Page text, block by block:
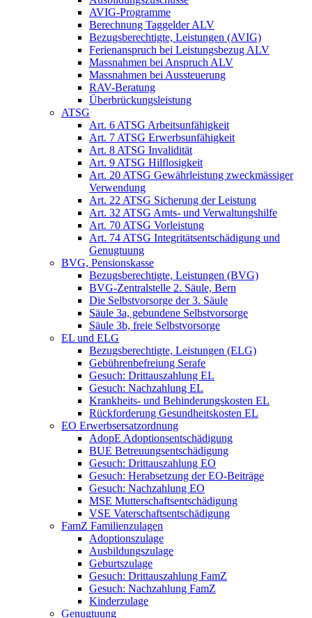
AVIG-Programme
Berechnung Taggelder ALV
Bezugsberechtigte, Leistungen (AVIG)
Ferienanspruch bei Leistungsbezug ALV
Massnahmen bei Anspruch ALV
Massnahmen bei Aussteuerung
RAV-Beratung
Überbrückungsleistung
ATSG
Art. 6 ATSG Arbeitsunfähigkeit
Art. 7 ATSG Erwerbsunfähigkeit
Art. 8 ATSG Invalidität
Art. 9 ATSG Hilflosigkeit
Art. 20 ATSG Gewährleistung zweckmässiger
Verwendung
Art. 22 ATSG Sicherung der Leistung
Art. 32 ATSG Amts- und Verwaltungshilfe
Art. 70 ATSG Vorleistung
Art. 74 ATSG Integritätsentschädigung und
Genugtuung
BVG, Pensionskasse
Bezugsberechtigte, Leistungen (BVG)
BVG-Zentralstelle 2. Säule, Bern
Die Selbstvorsorge der 3. Säule
Säule 3a, gebundene Selbstvorsorge
Säule 3b, freie Selbstvorsorge
EL und ELG
Bezugsberechtigte, Leistungen (ELG)
Gebührenbefreiung Serafe
Gesuch: Drittauszahlung EL
Gesuch: Nachzahlung EL
Krankheits- und Behinderungskosten EL
Rückforderung Gesundheitskosten EL
EO Erwerbsersatzordnung
AdopE Adoptionsentschädigung
BUE Betreuungsentschädigung
Gesuch: Drittauszahlung EO
Gesuch: Herabsetzung der EO-Beiträge
Gesuch: Nachzahlung EO
MSE Mutterschaftsentschädigung
VSE Vaterschaftsentschädigung
FamZ Familienzulagen
Adoptionszulage
Ausbildungszulage
Geburtszulage
Gesuch: Drittauszahlung FamZ
Gesuch: Nachzahlung FamZ
Kinderzulage
Genugtuung